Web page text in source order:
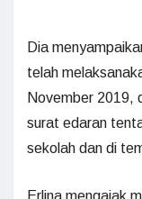
Dia
telah
November 2019,
surat edaran
sekolah dan di
Erlina mengajak